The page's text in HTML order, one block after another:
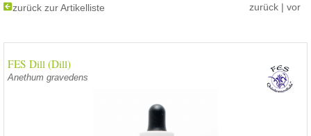
zurück zur Artikelliste zurück | vor
FES Dill (Dill)
Anethum gravedens